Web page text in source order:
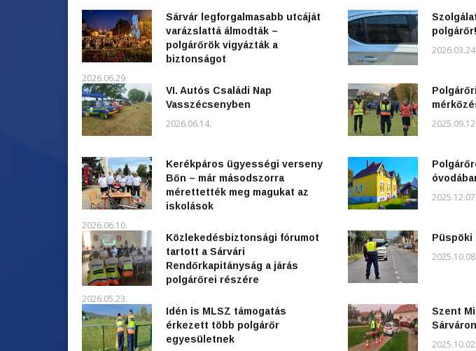
Sárvár legforgalmasabb utcáját
varázslattá álmodták –
polgárőrök vigyázták a
biztonságot
2026.06.29.
VI. Autós Családi Nap
Vasszécsenyben
2026.06.14.
Kerékpáros ügyességi verseny
Bőn – már másodszorra
mérettették meg magukat az
iskolások
2026.06.10.
Közlekedésbiztonsági fórumot
tartott a Sárvári
Rendőrkapitányság a járás
polgárőrei részére
2026.05.23.
Idén is MLSZ támogatás
érkezett több polgárőr
egyesületnek
polgárőr!
2026.03.24.
2025.09.12.
2025.12.07.
Püspöki
2025.10.08.
Szent
Sárváron
2025.10.02.